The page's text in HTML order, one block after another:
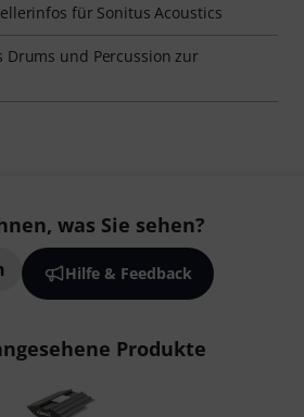
für Sonitus Acoustics
Drums und Percussion zur
was Sie sehen?
Hilfe & Feedback
Produkte